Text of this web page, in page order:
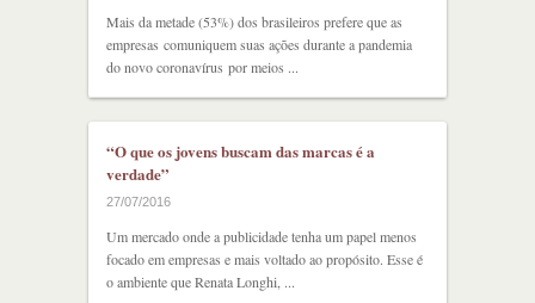
Mais da metade (53%) dos brasileiros prefere que as
empresas comuniquem suas ações durante a pandemia
do novo coronavírus por meios ...
“O que os jovens buscam das marcas é a
verdade”
27/07/2016
Um mercado onde a publicidade tenha um papel menos
focado em empresas e mais voltado ao propósito. Esse é
o ambiente que Renata Longhi, ...